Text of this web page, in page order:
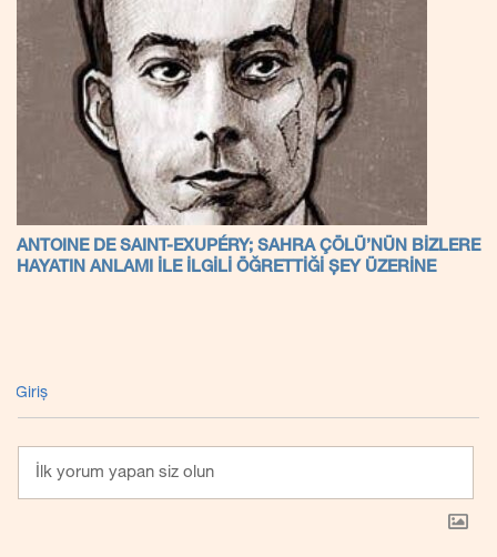
ANTOINE DE SAINT-EXUPÉRY; SAHRA ÇÖLÜ’NÜN BİZLERE
HAYATIN ANLAMI İLE İLGİLİ ÖĞRETTİĞİ ŞEY ÜZERİNE
Giriş